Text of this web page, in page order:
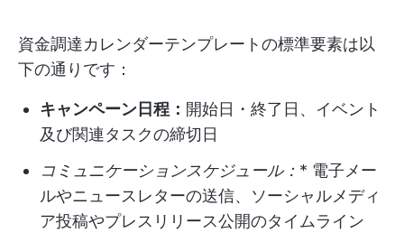
資金調達カレンダーテンプレートの標準要素は以
下の通りです：
キャンペーン日程： 開始日・終了日、イベント
及び関連タスクの締切日
コミュニケーションスケジュール： * 電子メー
ルやニュースレターの送信、ソーシャルメディ
ア投稿やプレスリリース公開のタイムライン